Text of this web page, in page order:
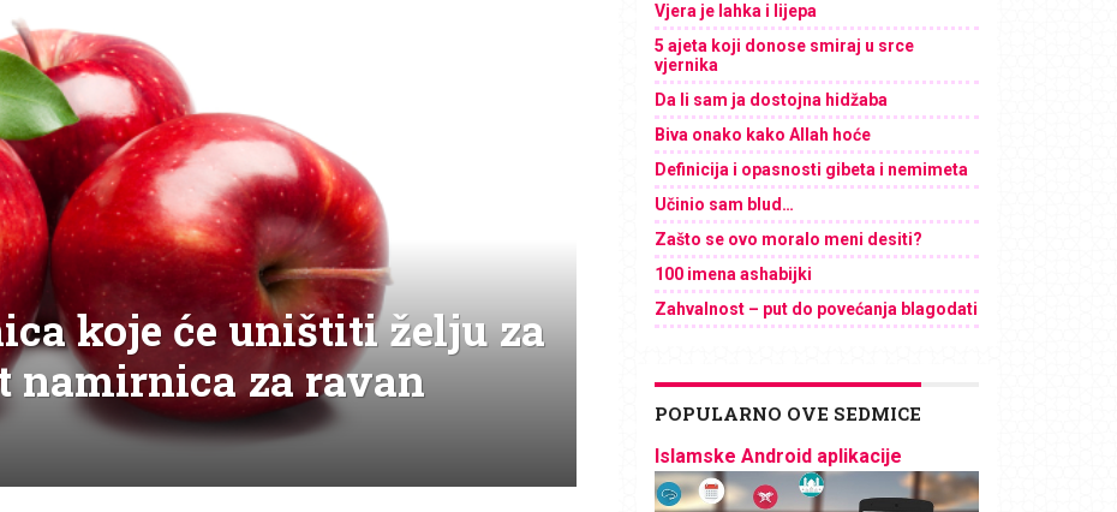
koje će uništiti želju za
namirnica za ravan
Vjera je lahka i lijepa
5 ajeta koji donose smiraj u srce
vjernika
Da li sam ja dostojna hidžaba
Biva onako kako Allah hoće
Definicija i opasnosti gibeta i nemimeta
Učinio sam blud…
Zašto se ovo moralo meni desiti?
100 imena ashabijki
Zahvalnost – put do povećanja blagodati
POPULARNO OVE SEDMICE
Islamske Android aplikacije